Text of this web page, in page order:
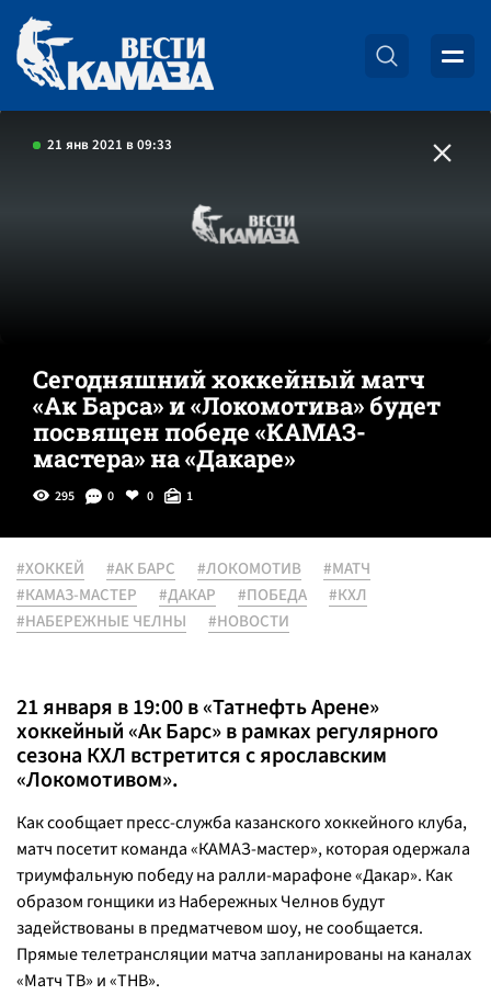
21 янв 2021 в 09:33
Сегодняшний хоккейный матч
«Ак Барса» и «Локомотива» будет
посвящен победе «КАМАЗ-
мастера» на «Дакаре»
295 0 0 1
#ХОККЕЙ #АК БАРС #ЛОКОМОТИВ
#МАТЧ
#КАМАЗ-МАСТЕР
#ДАКАР #ПОБЕДА
#КХЛ
#НАБЕРЕЖНЫЕ ЧЕЛНЫ
#НОВОСТИ
21 января в 19:00 в «Татнефть Арене»
хоккейный «Ак Барс» в рамках регулярного
сезона КХЛ встретится с ярославским
«Локомотивом».
Как сообщает пресс-служба казанского хоккейного клуба,
матч посетит команда «КАМАЗ-мастер», которая одержала
триумфальную победу на ралли-марафоне «Дакар». Как
образом гонщики из Набережных Челнов будут
задействованы в предматчевом шоу, не сообщается.
Прямые телетрансляции матча запланированы на каналах
«Матч ТВ» и «ТНВ».